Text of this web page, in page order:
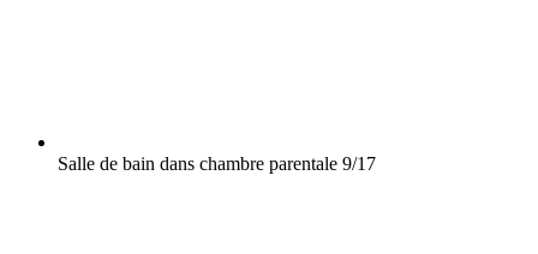
Salle de bain dans chambre parentale 9/17